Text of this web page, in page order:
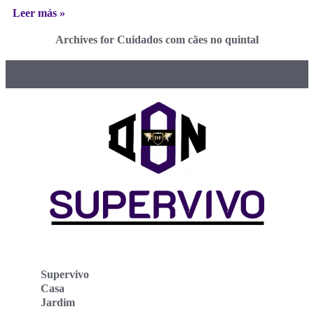
Leer más »
Archives for Cuidados com cães no quintal
Supervivo
Casa
Jardim